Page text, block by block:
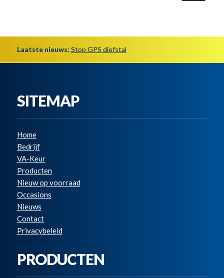
Laatste nieuws: Stop GPS diefstal
SITEMAP
Home
Bedrijf
VA-Keur
Producten
Nieuw op voorraad
Occasions
Nieuws
Contact
Privacybeleid
PRODUCTEN